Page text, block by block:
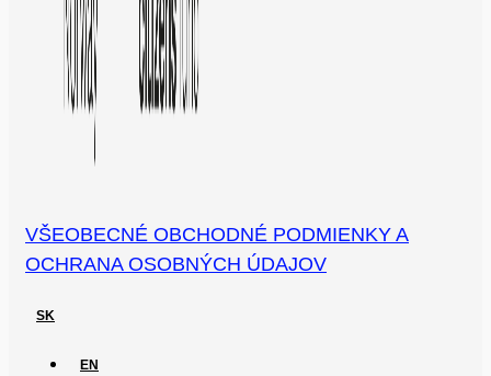
VŠEOBECNÉ OBCHODNÉ PODMIENKY A
OCHRANA OSOBNÝCH ÚDAJOV
SK
EN